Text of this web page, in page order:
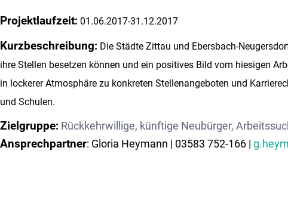
Projektlaufzeit: 01.06.2017-31.12.2017
Kurzbeschreibung: Die Städte Zittau und Ebersbach-
ihre Stellen besetzen können und ein positives Bild vom hiesigen
in lockerer Atmosphäre zu konkreten Stellenangeboten und
und Schulen.
Zielgruppe: Rückkehrwillige, künftige Neubürger,
Ansprechpartner: Gloria Heymann | 03583 752-166 |